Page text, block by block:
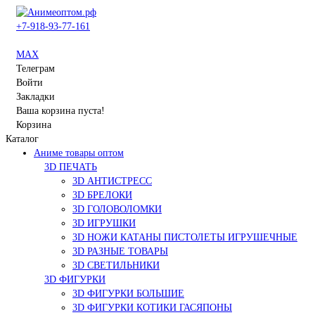
+7-918-93-77-161
MAX
Телеграм
Войти
Закладки
Ваша корзина пуста!
Корзина
Каталог
Аниме товары оптом
3D ПЕЧАТЬ
3D АНТИСТРЕСС
3D БРЕЛОКИ
3D ГОЛОВОЛОМКИ
3D ИГРУШКИ
3D НОЖИ КАТАНЫ ПИСТОЛЕТЫ ИГРУШЕЧНЫЕ
3D РАЗНЫЕ ТОВАРЫ
3D СВЕТИЛЬНИКИ
3D ФИГУРКИ
3D ФИГУРКИ БОЛЬШИЕ
3D ФИГУРКИ КОТИКИ ГАСЯПОНЫ